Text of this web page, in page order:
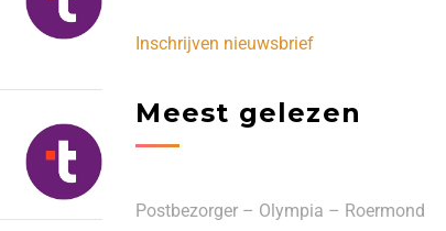
Inschrijven nieuwsbrief
Meest gelezen
Postbezorger – Olympia – Roermond